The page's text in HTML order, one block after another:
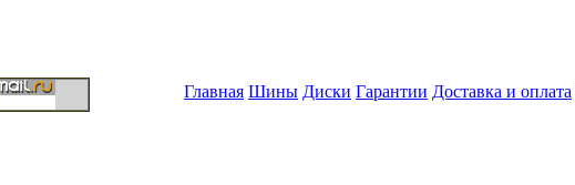
Главная Шины Диски Гарантии Доставка и оплата